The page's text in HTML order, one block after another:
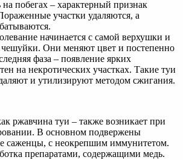
на побегах – характерный признак
участки удаляются, а
начинается с самой верхушки и
чешуйки. Они меняют цвет и постепенно
фаза – появление ярких
на некротических участках. Такие туи
и утилизируют методом сжигания.
ржавчина туи – также возникает при
В основном подвержены
саженцы, с неокрепшим иммунитетом.
препаратами, содержащими медь.